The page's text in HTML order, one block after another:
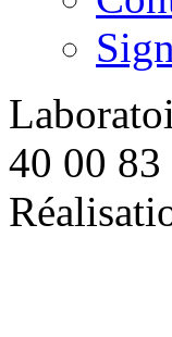
40 00 83